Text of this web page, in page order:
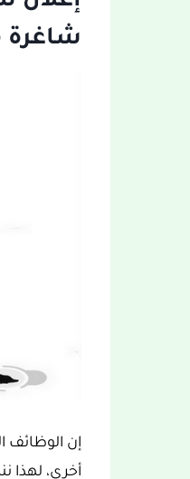
شاغرة
إن الوظائف